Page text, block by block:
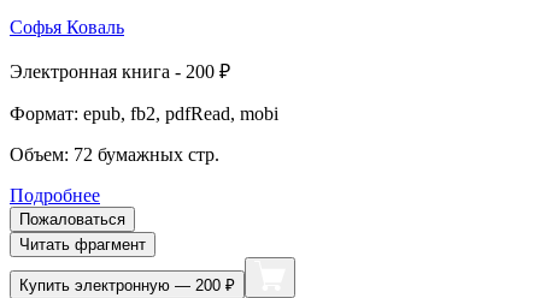
Софья Коваль
Электронная книга - 200 ₽
Формат: epub, fb2, pdfRead, mobi
Объем: 72 бумажных стр.
Подробнее
Пожаловаться
Читать фрагмент
Купить электронную — 200 ₽